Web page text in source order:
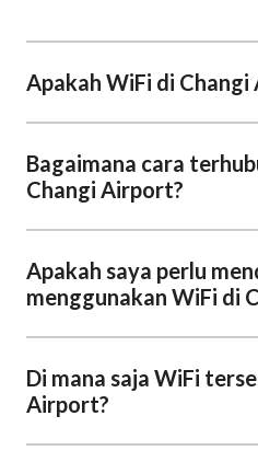
Apakah WiFi di
Bagaimana cara
Changi Airport?
Apakah saya perlu
menggunakan WiFi di
Di mana saja WiFi
Airport?